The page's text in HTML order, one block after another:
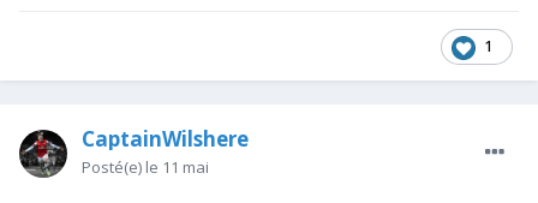
1
CaptainWilshere
Posté(e) le 11 mai